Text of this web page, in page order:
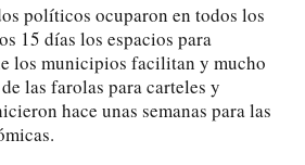
políticos ocuparon en todos los
15 días los espacios para
los municipios facilitan y mucho
las farolas para carteles y
hace unas semanas para las